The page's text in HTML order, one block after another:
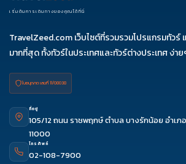
เริ่มต้นการเดินทางของคุณได้ที่นี่
TravelZeed.com เว็บไซต์ที่รวมรวมโปรแกรมทัวร์
มากที่สุด ทั้งทัวร์ในประเทศและทัวร์ต่างประเทศ ง่าย
ใบอนุญาต เลขที่ 11/08038
ที่อยู่
105/12 ถนน ราชพฤกษ์ ตำบล บางรักน้อย อำเ
11000
โทรศัพท์
02-108-7900